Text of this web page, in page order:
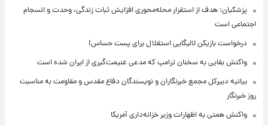
پزشکیان: هدف از استقرار محله‌محوری افزایش ثبات زندگی، وحدت و انسجام
اجتماعی است
درخواست بازیکن لالیگایی استقلال برای پست حساس!
واکنش بقایی به سخنان ترامپ که مدعی غنیمت‌گیری از ایران شده است
بیانیه دبیرکل مجمع خبرنگاران و نویسندگان دفاع مقدس و مقاومت به مناسبت
روز خبرنگار
واکنش همتی به اظهارات وزیر خزانه‌داری آمریکا